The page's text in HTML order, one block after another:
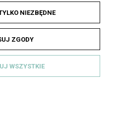
NIEZBĘDNE
ZGODY
WSZYSTKIE